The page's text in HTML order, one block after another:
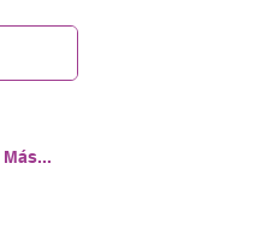
Más...